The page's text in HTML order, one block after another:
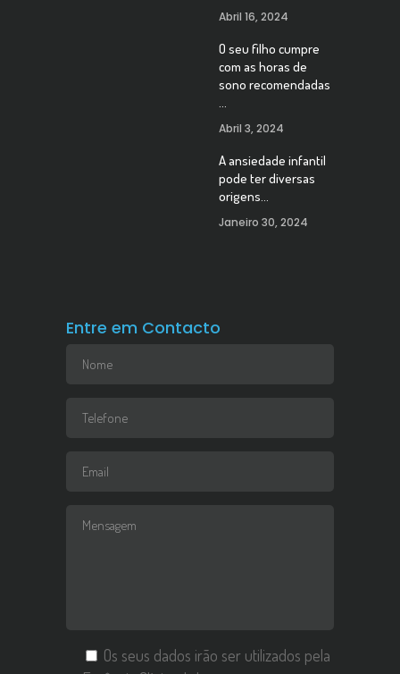
Abril 16, 2024
O seu filho cumpre
com as horas de
sono recomendadas
…
Abril 3, 2024
A ansiedade infantil
pode ter diversas
origens…
Janeiro 30, 2024
Entre em Contacto
Os seus dados irão ser utilizados pela